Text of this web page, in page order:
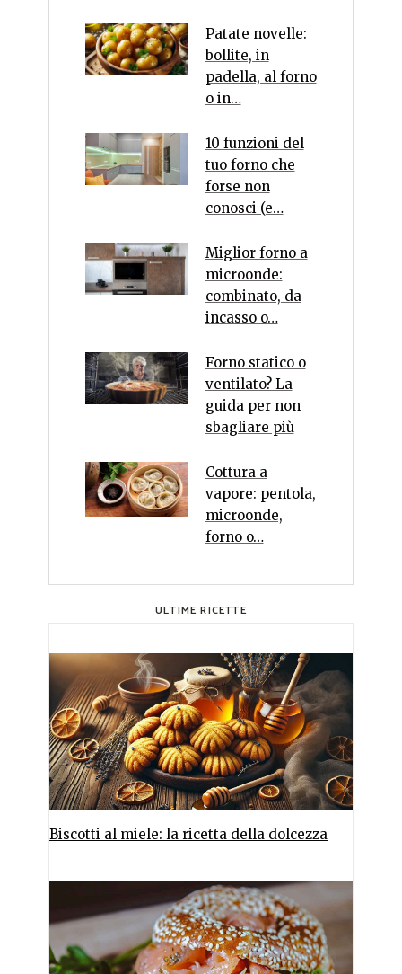
Patate novelle:
bollite, in
padella, al forno
o in…
10 funzioni del
tuo forno che
forse non
conosci (e…
Miglior forno a
microonde:
combinato, da
incasso o…
Forno statico o
ventilato? La
guida per non
sbagliare più
Cottura a
vapore: pentola,
microonde,
forno o…
ULTIME RICETTE
Biscotti al miele: la ricetta della dolcezza